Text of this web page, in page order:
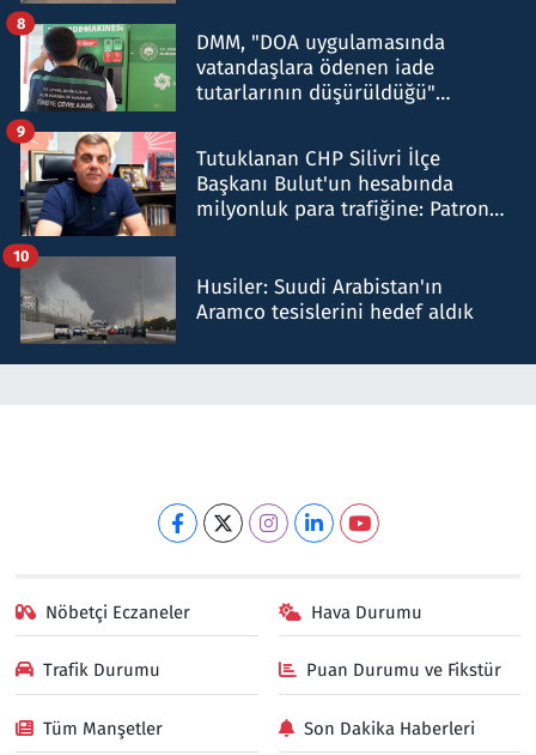
DMM, "DOA uygulamasında
vatandaşlara ödenen iade
tutarlarının düşürüldüğü"
8
Tutuklanan CHP Silivri İlçe
Başkanı Bulut'un hesabında
milyonluk para trafiğine: Patron
9
Husiler: Suudi Arabistan'ın
Aramco tesislerini hedef aldık
10
Nöbetçi Eczaneler Hava Durumu
Trafik Durumu Puan Durumu ve Fikstür
Tüm Manşetler Son Dakika Haberleri